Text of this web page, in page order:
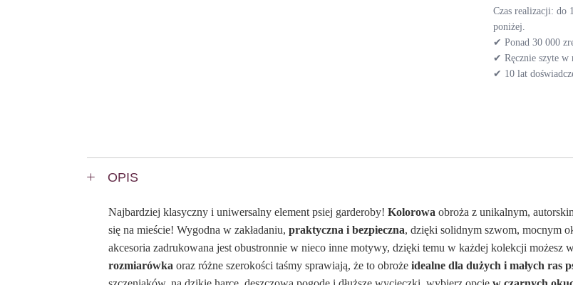
Czas realizacji: do
poniżej.
✔ Ponad 30 000
✔ Ręcznie szyte w
✔ 10 lat
OPIS
Najbardziej klasyczny i uniwersalny element psiej garderoby! Kolorowa obroża z unikalnym,
się na mieście! Wygodna w zakładaniu, praktyczna i bezpieczna, dzięki solidnym szwom, mocnym
akcesoria zadrukowana jest obustronnie w nieco inne motywy, dzięki temu w każdej kolekcji możesz
rozmiarówka oraz różne szerokości taśmy sprawiają, że to obroże idealne dla dużych i małych ras